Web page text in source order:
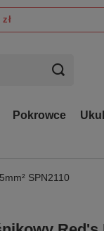
Pokrowce
SPN2110